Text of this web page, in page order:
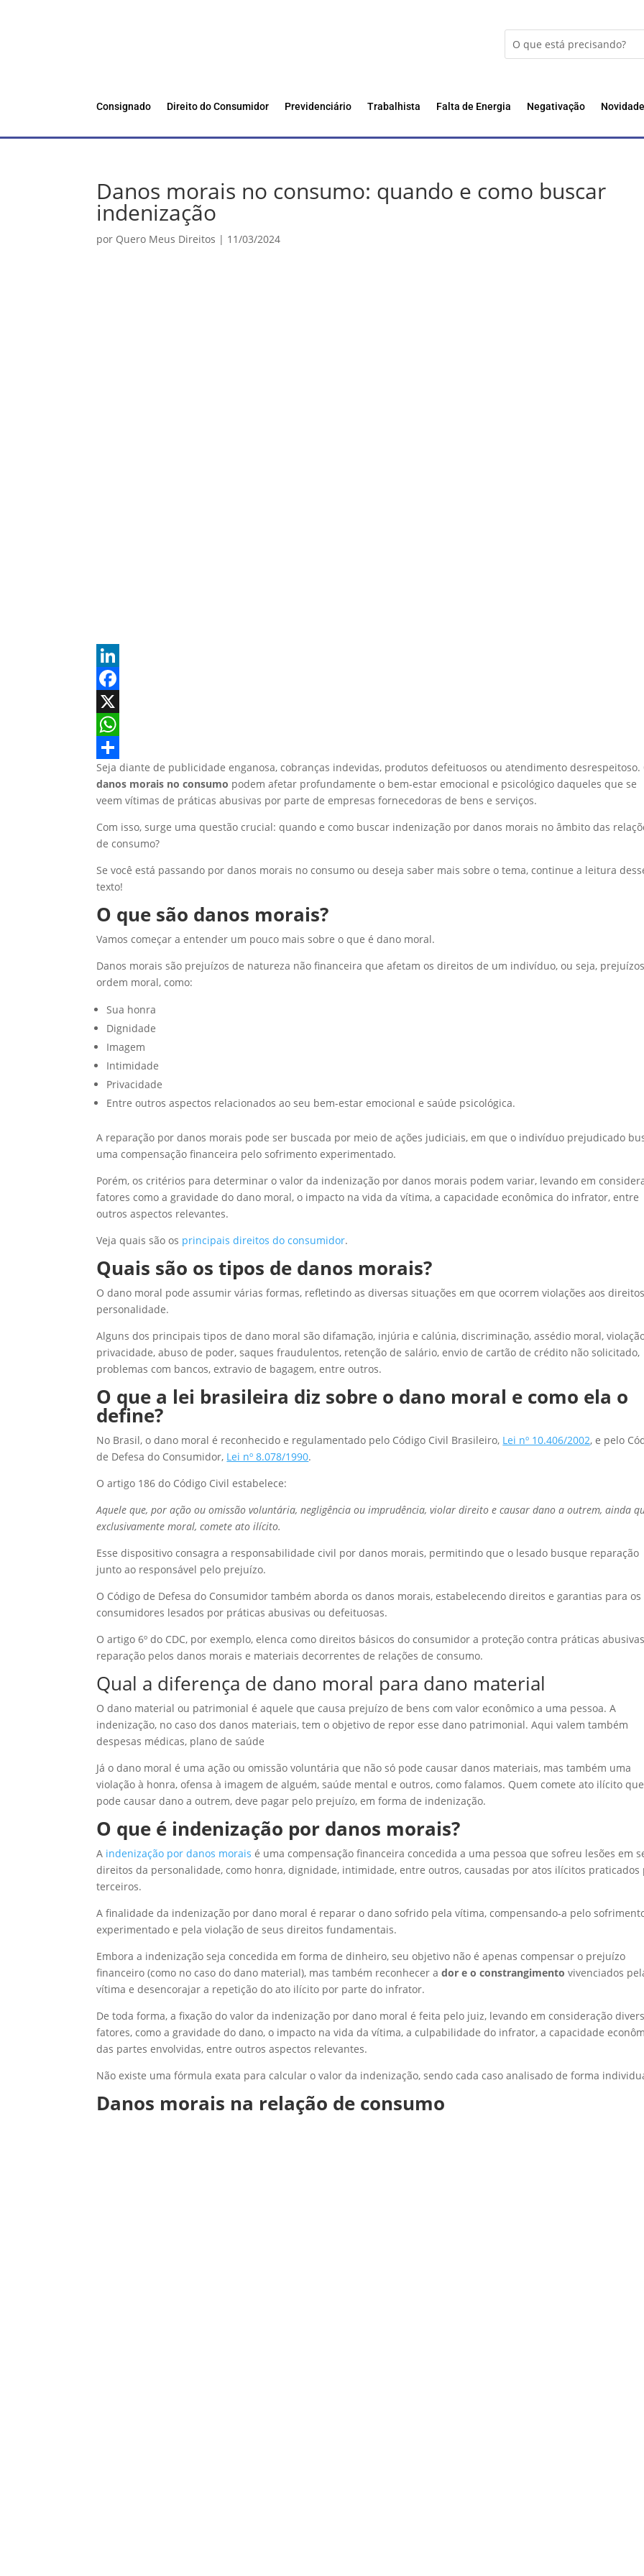
Consignado Direito do Consumidor Previdenciário Trabalhista Falta de Energia Negativação
Danos morais no consumo: quando e como buscar
indenização
por Quero Meus Direitos | 11/03/2024
L
n
k
e
n
F
a
c
e
o
X
W
h
s
p
p
S
r
Seja diante de publicidade enganosa, cobranças indevidas, produtos defeituosos ou atendimento desrespeitoso.
danos morais no consumo podem afetar profundamente o bem-estar emocional e psicológico daqueles que se
veem vítimas de práticas abusivas por parte de empresas fornecedoras de bens e serviços.
Com isso, surge uma questão crucial: quando e como buscar indenização por danos morais no âmbito das
de consumo?
Se você está passando por danos morais no consumo ou deseja saber mais sobre o tema, continue a leitura
texto!
O que são danos morais?
Vamos começar a entender um pouco mais sobre o que é dano moral.
Danos morais são prejuízos de natureza não financeira que afetam os direitos de um indivíduo, ou seja,
ordem moral, como:
Sua honra
Dignidade
Imagem
Intimidade
Privacidade
Entre outros aspectos relacionados ao seu bem-estar emocional e saúde psicológica.
A reparação por danos morais pode ser buscada por meio de ações judiciais, em que o indivíduo prejudicado
uma compensação financeira pelo sofrimento experimentado.
Porém, os critérios para determinar o valor da indenização por danos morais podem variar, levando em
fatores como a gravidade do dano moral, o impacto na vida da vítima, a capacidade econômica do infrator, entre
outros aspectos relevantes.
Veja quais são os principais direitos do consumidor.
Quais são os tipos de danos morais?
O dano moral pode assumir várias formas, refletindo as diversas situações em que ocorrem violações aos
personalidade.
Alguns dos principais tipos de dano moral são difamação, injúria e calúnia, discriminação, assédio moral,
privacidade, abuso de poder, saques fraudulentos, retenção de salário, envio de cartão de crédito não solicitado,
problemas com bancos, extravio de bagagem, entre outros.
O que a lei brasileira diz sobre o dano moral e como ela o
define?
No Brasil, o dano moral é reconhecido e regulamentado pelo Código Civil Brasileiro, Lei nº 10.406/2002, e pelo
de Defesa do Consumidor, Lei nº 8.078/1990.
O artigo 186 do Código Civil estabelece:
Aquele que, por ação ou omissão voluntária, negligência ou imprudência, violar direito e causar dano a outrem, ainda
exclusivamente moral, comete ato ilícito.
Esse dispositivo consagra a responsabilidade civil por danos morais, permitindo que o lesado busque reparação
junto ao responsável pelo prejuízo.
O Código de Defesa do Consumidor também aborda os danos morais, estabelecendo direitos e garantias para os
consumidores lesados por práticas abusivas ou defeituosas.
O artigo 6º do CDC, por exemplo, elenca como direitos básicos do consumidor a proteção contra práticas
reparação pelos danos morais e materiais decorrentes de relações de consumo.
Qual a diferença de dano moral para dano material
O dano material ou patrimonial é aquele que causa prejuízo de bens com valor econômico a uma pessoa. A
indenização, no caso dos danos materiais, tem o objetivo de repor esse dano patrimonial. Aqui valem também
despesas médicas, plano de saúde
Já o dano moral é uma ação ou omissão voluntária que não só pode causar danos materiais, mas também uma
violação à honra, ofensa à imagem de alguém, saúde mental e outros, como falamos. Quem comete ato ilícito que
pode causar dano a outrem, deve pagar pelo prejuízo, em forma de indenização.
O que é indenização por danos morais?
A indenização por danos morais é uma compensação financeira concedida a uma pessoa que sofreu lesões em
direitos da personalidade, como honra, dignidade, intimidade, entre outros, causadas por atos ilícitos praticados
terceiros.
A finalidade da indenização por dano moral é reparar o dano sofrido pela vítima, compensando-a pelo
experimentado e pela violação de seus direitos fundamentais.
Embora a indenização seja concedida em forma de dinheiro, seu objetivo não é apenas compensar o prejuízo
financeiro (como no caso do dano material), mas também reconhecer a dor e o constrangimento vivenciados
vítima e desencorajar a repetição do ato ilícito por parte do infrator.
De toda forma, a fixação do valor da indenização por dano moral é feita pelo juiz, levando em consideração
fatores, como a gravidade do dano, o impacto na vida da vítima, a culpabilidade do infrator, a capacidade
das partes envolvidas, entre outros aspectos relevantes.
Não existe uma fórmula exata para calcular o valor da indenização, sendo cada caso analisado de forma
Danos morais na relação de consumo